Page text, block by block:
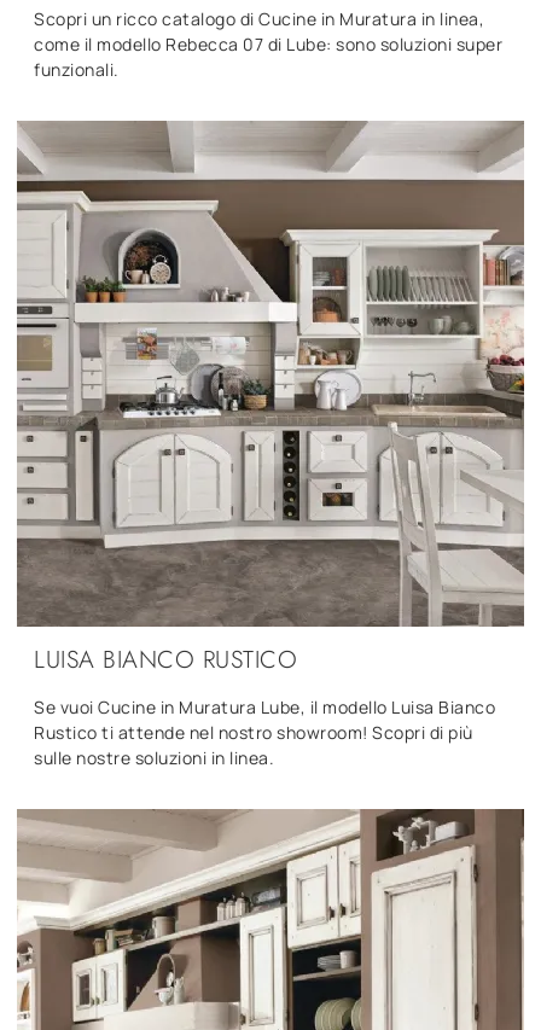
Scopri un ricco catalogo di Cucine in Muratura in linea,
come il modello Rebecca 07 di Lube: sono soluzioni super
funzionali.
LUISA BIANCO RUSTICO
Se vuoi Cucine in Muratura Lube, il modello Luisa Bianco
Rustico ti attende nel nostro showroom! Scopri di più
sulle nostre soluzioni in linea.